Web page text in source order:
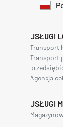
USŁUGI
Transport
Transport
Agencja
USŁUGI